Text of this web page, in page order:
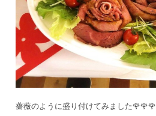
薔薇のように盛り付けてみました🌹🌹🌹